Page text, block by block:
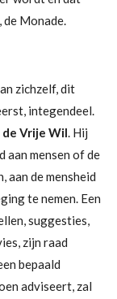
Monade.
zichzelf, dit
integendeel.
Vrije Wil . Hij
aan mensen of de
aan de mensheid
te nemen. Een
suggesties,
zijn raad
bepaald
adviseert, zal